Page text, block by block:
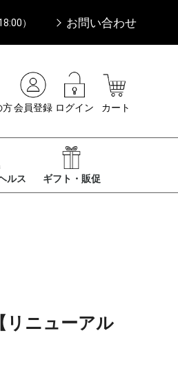
） お問い合わせ
方会員登録 ログイン カート
ルス ギフト・販促
リニューアル